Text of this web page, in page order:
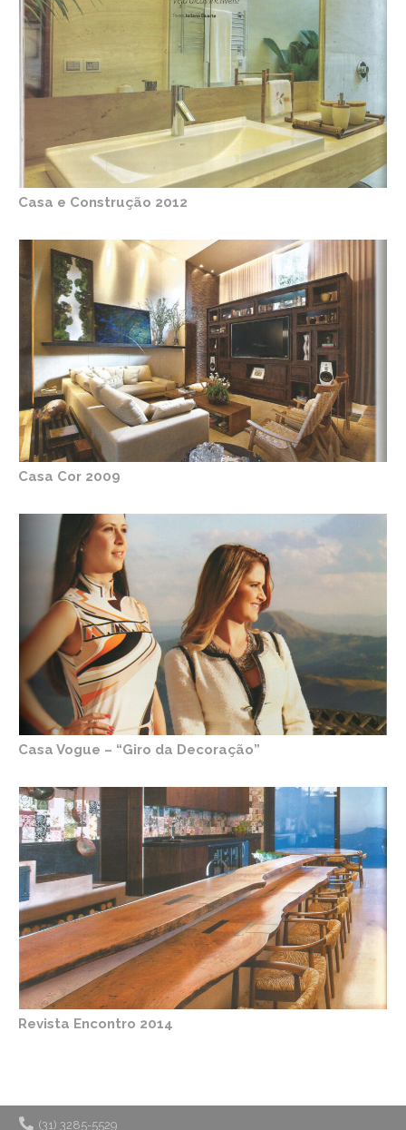
Casa e Construção 2012
Casa Cor 2009
Casa Vogue – “Giro da Decoração”
Revista Encontro 2014
(31) 3285-5529